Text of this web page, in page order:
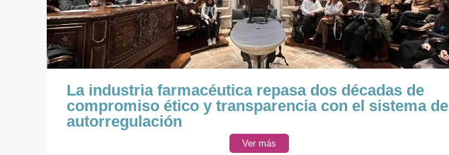
La industria farmacéutica repasa dos décadas de
compromiso ético y transparencia con el sistema de
autorregulación
Ver más